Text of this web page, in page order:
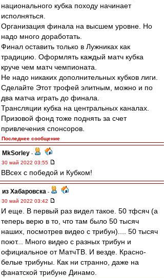
национального кубка походу начинает
исполняться.
Организация финала на высшем уровне. Но
надо много доработать.
Финал оставить только в Лужниках как
традицию. Оформлять каждый матч кубка
круче чем матч чемпионата.
Нe надо никаких дополнительных кубков лиги.
Сделайте Этот трофей элитным, можно и по
два матча играть до финала.
Трансляции кубка на центральных каналах.
Призовой фонд тоже поднять за счет
привлечения спонсоров.
Последнее сообщение
MkSorley -
30 май 2022 03:55
ВВсех с победой и Кубком!
из Хабаровска -
30 май 2022 03:42
И еще. В первый раз видел такое. 50 тфсяч (а
теперь верю в то, что там было 50 тысяч
наших, посмотрев видео с трибун).... 50 тысяч
поют... Много видео с разных трибун и
официальное от МатчТВ. И везде. Красно-
белые трибуны. Как ни странно, даже на
фанатской трибуне Динамо.